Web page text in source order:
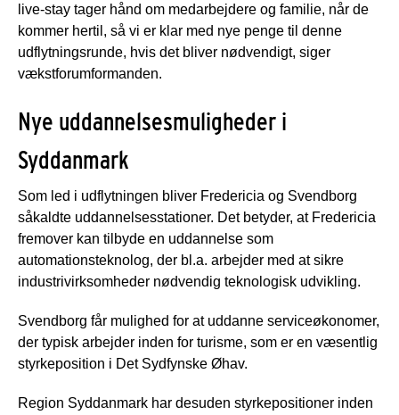
live-stay tager hånd om medarbejdere og familie, når de
kommer hertil, så vi er klar med nye penge til denne
udflytningsrunde, hvis det bliver nødvendigt, siger
vækstforumformanden.
Nye uddannelsesmuligheder i
Syddanmark
Som led i udflytningen bliver Fredericia og Svendborg
såkaldte uddannelsesstationer. Det betyder, at Fredericia
fremover kan tilbyde en uddannelse som
automationsteknolog, der bl.a. arbejder med at sikre
industrivirksomheder nødvendig teknologisk udvikling.
Svendborg får mulighed for at uddanne serviceøkonomer,
der typisk arbejder inden for turisme, som er en væsentlig
styrkeposition i Det Sydfynske Øhav.
Region Syddanmark har desuden styrkepositioner inden